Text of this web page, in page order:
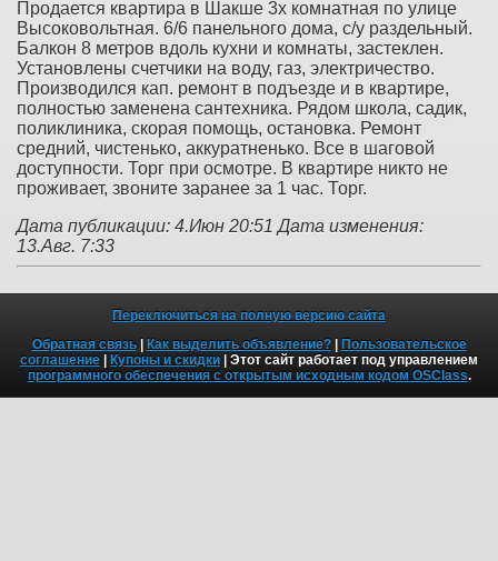
Продается квартира в Шакше 3х комнатная по улице
Высоковольтная. 6/6 панельного дома, с/у раздельный.
Балкон 8 метров вдоль кухни и комнаты, застеклен.
Установлены счетчики на воду, газ, электричество.
Производился кап. ремонт в подъезде и в квартире,
полностью заменена сантехника. Рядом школа, садик,
поликлиника, скорая помощь, остановка. Ремонт
средний, чистенько, аккуратненько. Все в шаговой
доступности. Торг при осмотре. В квартире никто не
проживает, звоните заранее за 1 час. Торг.
Дата публикации: 4.Июн 20:51 Дата изменения:
13.Авг. 7:33
Переключиться на полную версию сайта
Обратная связь| Как выделить объявление?| Пользовательское
соглашение | Купоны и скидки | Этот сайт работает под управлением
программного обеспечения с открытым исходным кодом OSClass.